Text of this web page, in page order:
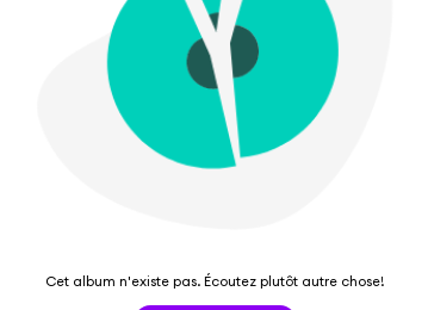
Cet album n'existe pas. Écoutez plutôt autre chose!